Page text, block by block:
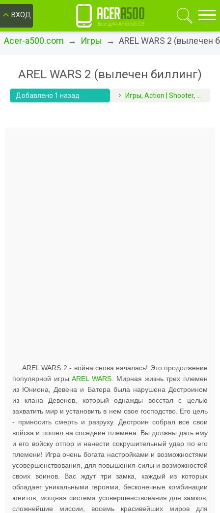
ВХОД
Acer-a500.com → Игры → AREL WARS 2 (вылечен
AREL WARS 2 (вылечен биллинг)
Добавлено 1 назад Игры, Action | Shooter,
AREL WARS 2 - война снова началась! Это продолжение
популярной игрыAREL WARS . Мирная жизнь трех племен
из Юниона, Девена и Батера была нарушена Дестроином
из клана Девенов, который однажды восстал с целью
захватить мир и установить в нем свое господство. Его цель
- приносить смерть и разруху. Дестроин собрал все свои
войска и пошел на соседние племена. Вы должны дать ему
и его войску отпор и нанести сокрушительный удар по его
племени! Игра очень богата настройками и возможностями
усовершенствования, для повышения силы и возможностей
своих воинов. Вас ждут три замка, каждый из которых
обладает уникальными героями, бесконечные комбинации
юнитов, мощная система усовершенствования для замков,
сложнейшие миссии, восемь красивейших миров для